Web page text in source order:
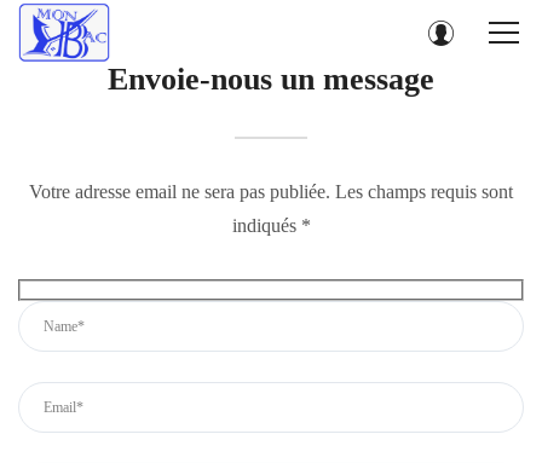
Envoie-nous un message
Votre adresse email ne sera pas publiée. Les champs requis sont
indiqués *